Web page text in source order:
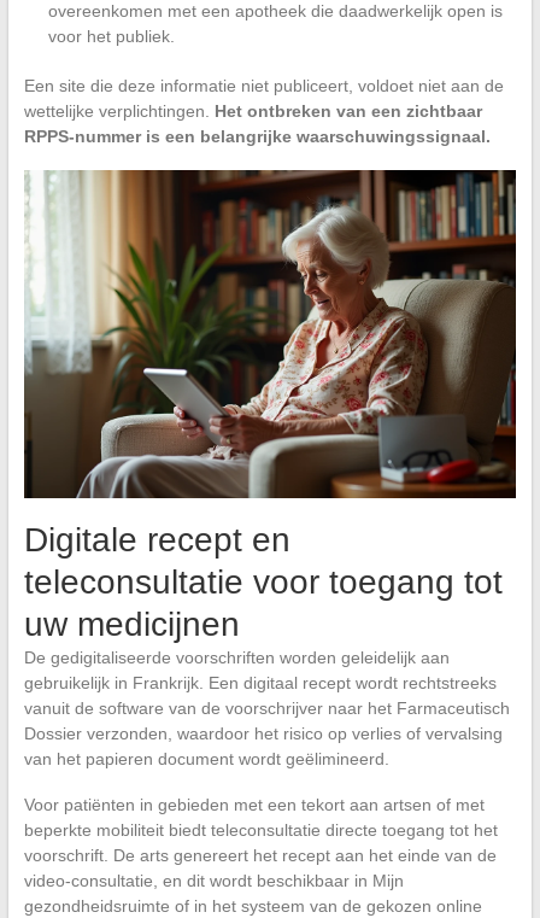
overeenkomen met een apotheek die daadwerkelijk open is
voor het publiek.
Een site die deze informatie niet publiceert, voldoet niet aan de
wettelijke verplichtingen. Het ontbreken van een zichtbaar
RPPS-nummer is een belangrijke waarschuwingssignaal.
Digitale recept en
teleconsultatie voor toegang tot
uw medicijnen
De gedigitaliseerde voorschriften worden geleidelijk aan
gebruikelijk in Frankrijk. Een digitaal recept wordt rechtstreeks
vanuit de software van de voorschrijver naar het Farmaceutisch
Dossier verzonden, waardoor het risico op verlies of vervalsing
van het papieren document wordt geëlimineerd.
Voor patiënten in gebieden met een tekort aan artsen of met
beperkte mobiliteit biedt teleconsultatie directe toegang tot het
voorschrift. De arts genereert het recept aan het einde van de
video-consultatie, en dit wordt beschikbaar in Mijn
gezondheidsruimte of in het systeem van de gekozen online